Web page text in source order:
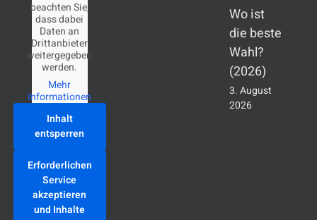
beachten Sie,
dass dabei
Daten an
Drittanbieter
weitergegeben
werden.
Mehr
Informationen
Inhalt
entsperren
Erforderlichen
Service
akzeptieren
und Inhalte
Wo ist
die beste
Wahl?
(2026)
3. August
2026